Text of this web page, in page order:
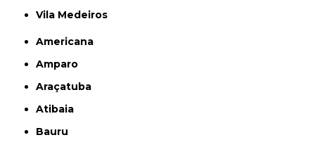
Vila Medeiros
Americana
Amparo
Araçatuba
Atibaia
Bauru